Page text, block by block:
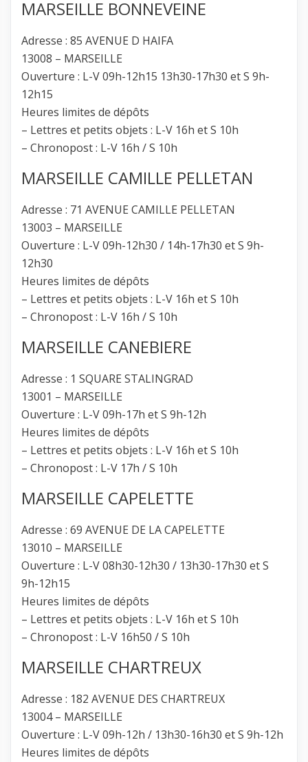
MARSEILLE BONNEVEINE
Adresse : 85 AVENUE D HAIFA
13008 – MARSEILLE
Ouverture : L-V 09h-12h15 13h30-17h30 et S 9h-
12h15
Heures limites de dépôts
– Lettres et petits objets : L-V 16h et S 10h
– Chronopost : L-V 16h / S 10h
MARSEILLE CAMILLE PELLETAN
Adresse : 71 AVENUE CAMILLE PELLETAN
13003 – MARSEILLE
Ouverture : L-V 09h-12h30 / 14h-17h30 et S 9h-
12h30
Heures limites de dépôts
– Lettres et petits objets : L-V 16h et S 10h
– Chronopost : L-V 16h / S 10h
MARSEILLE CANEBIERE
Adresse : 1 SQUARE STALINGRAD
13001 – MARSEILLE
Ouverture : L-V 09h-17h et S 9h-12h
Heures limites de dépôts
– Lettres et petits objets : L-V 16h et S 10h
– Chronopost : L-V 17h / S 10h
MARSEILLE CAPELETTE
Adresse : 69 AVENUE DE LA CAPELETTE
13010 – MARSEILLE
Ouverture : L-V 08h30-12h30 / 13h30-17h30 et S
9h-12h15
Heures limites de dépôts
– Lettres et petits objets : L-V 16h et S 10h
– Chronopost : L-V 16h50 / S 10h
MARSEILLE CHARTREUX
Adresse : 182 AVENUE DES CHARTREUX
13004 – MARSEILLE
Ouverture : L-V 09h-12h / 13h30-16h30 et S 9h-12h
Heures limites de dépôts